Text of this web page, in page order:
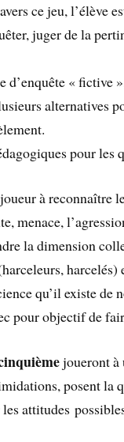
ce jeu, l’élève
juger de la
d’enquête « fictive
alternatives
pour les
à reconnaître
menace,
la dimension
qu’il existe de
pour objectif de
joueront à
posent la
attitudes